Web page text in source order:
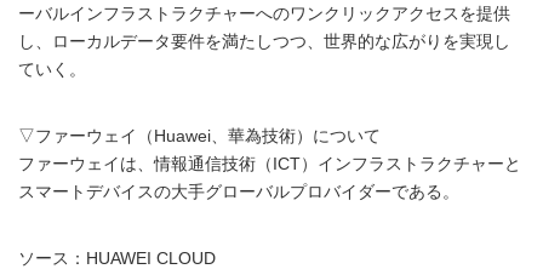
ーバルインフラストラクチャーへのワンクリックアクセスを提供
し、ローカルデータ要件を満たしつつ、世界的な広がりを実現し
ていく。
▽ファーウェイ（Huawei、華為技術）について
ファーウェイは、情報通信技術（ICT）インフラストラクチャーと
スマートデバイスの大手グローバルプロバイダーである。
ソース：HUAWEI CLOUD